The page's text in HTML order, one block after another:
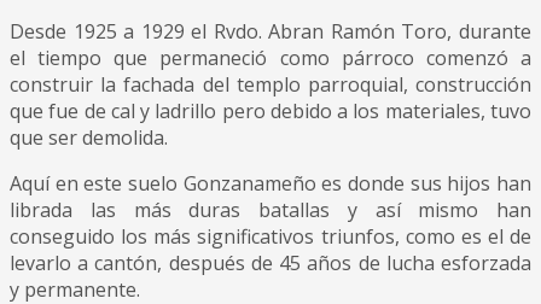
Desde 1925 a 1929 el Rvdo. Abran Ramón Toro, durante
el tiempo que permaneció como párroco comenzó a
construir la fachada del templo parroquial, construcción
que fue de cal y ladrillo pero debido a los materiales, tuvo
que ser demolida.
Aquí en este suelo Gonzanameño es donde sus hijos han
librada las más duras batallas y así mismo han
conseguido los más significativos triunfos, como es el de
levarlo a cantón, después de 45 años de lucha esforzada
y permanente.